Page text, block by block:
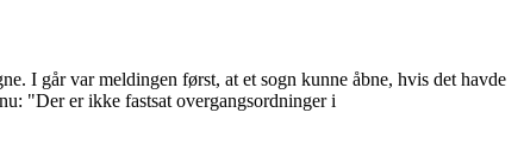
I går var meldingen først, at et sogn kunne åbne, hvis det havde
"Der er ikke fastsat overgangsordninger i